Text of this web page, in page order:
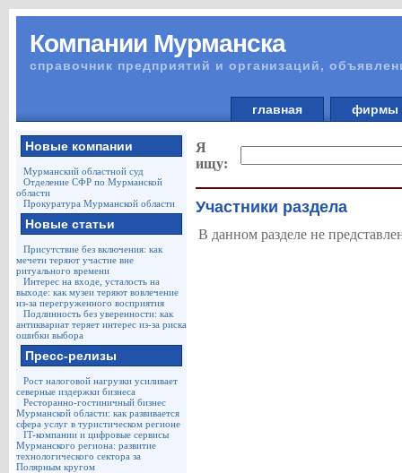
Компании Мурманска
справочник предприятий и организаций,
главная
Новые компании
Мурманский областной суд
Отделение СФР по Мурманской
области
Прокуратура Мурманской области
Новые статьи
Присутствие без включения: как
мечети теряют участие вне
ритуального времени
Интерес на входе, усталость на
выходе: как музеи теряют вовлечение
из-за перегруженного восприятия
Подлинность без уверенности: как
антиквариат теряет интерес из-за риска
ошибки выбора
Пресс-релизы
Рост налоговой нагрузки усиливает
северные издержки бизнеса
Ресторанно-гостиничный бизнес
Мурманской области: как развивается
сфера услуг в туристическом регионе
IT-компании и цифровые сервисы
Мурманского региона: развитие
технологического сектора за
Полярным кругом
Я
ищу:
Участники раздела
В данном разделе не